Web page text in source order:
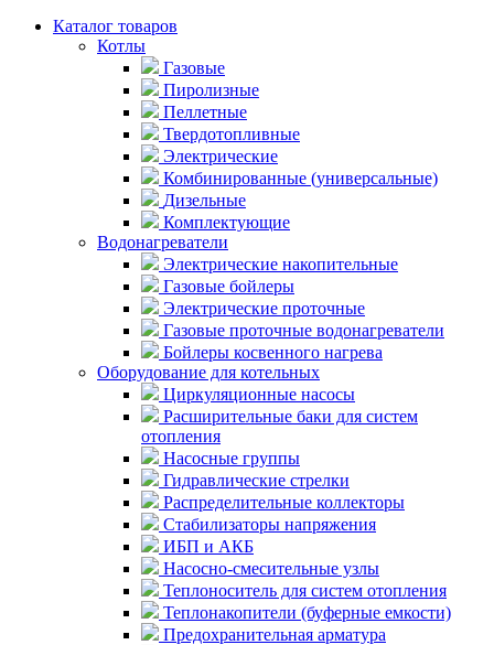
Каталог товаров
Котлы
Газовые
Пиролизные
Пеллетные
Твердотопливные
Электрические
Комбинированные (универсальные)
Дизельные
Комплектующие
Водонагреватели
Электрические накопительные
Газовые бойлеры
Электрические проточные
Газовые проточные водонагреватели
Бойлеры косвенного нагрева
Оборудование для котельных
Циркуляционные насосы
Расширительные баки для систем
отопления
Насосные группы
Гидравлические стрелки
Распределительные коллекторы
Стабилизаторы напряжения
ИБП и АКБ
Насосно-смесительные узлы
Теплоноситель для систем отопления
Теплонакопители (буферные емкости)
Предохранительная арматура